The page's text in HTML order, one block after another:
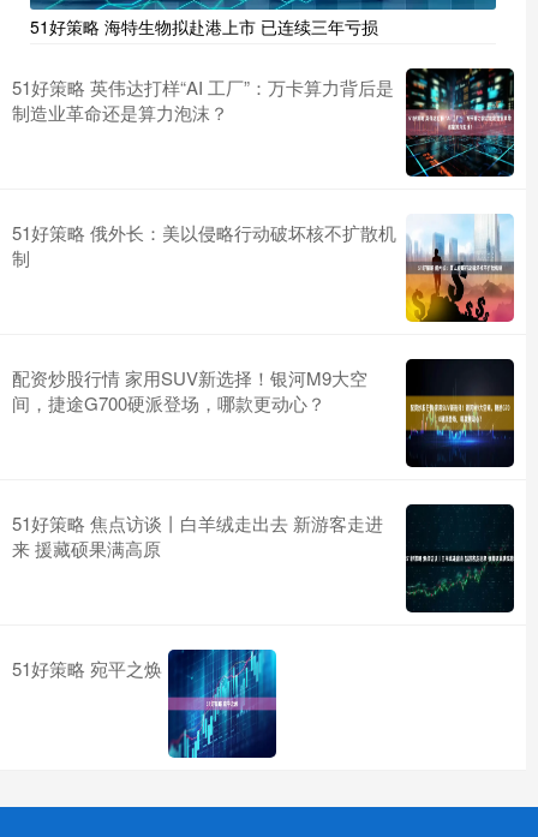
51好策略 海特生物拟赴港上市 已连续三年亏损
51好策略 英伟达打样“AI 工厂”：万卡算力背后是
制造业革命还是算力泡沫？
51好策略 俄外长：美以侵略行动破坏核不扩散机
制
配资炒股行情 家用SUV新选择！银河M9大空
间，捷途G700硬派登场，哪款更动心？
51好策略 焦点访谈丨白羊绒走出去 新游客走进
来 援藏硕果满高原
51好策略 宛平之焕